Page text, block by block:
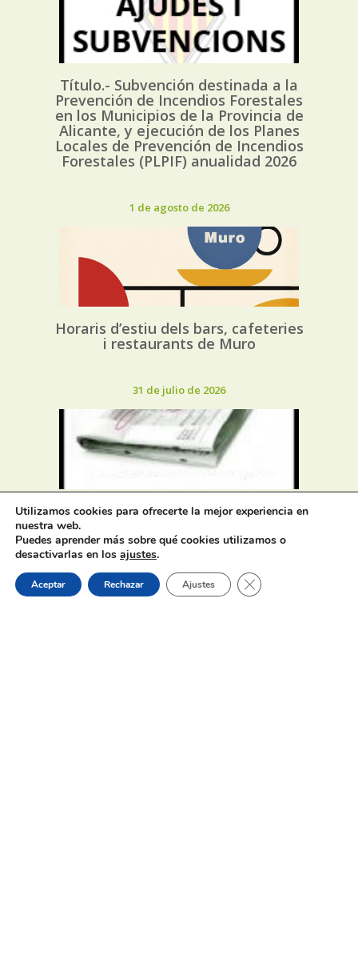
Título.- Subvención destinada a la
Prevención de Incendios Forestales
en los Municipios de la Provincia de
Alicante, y ejecución de los Planes
Locales de Prevención de Incendios
Forestales (PLPIF) anualidad 2026
1 de agosto de 2026
Horaris d’estiu dels bars, cafeteries
i restaurants de Muro
31 de julio de 2026
Oferta de Trabajo: SAD, SERVICIO
31 de julio de 2026
Utilizamos cookies para ofrecerte la mejor experiencia en
nuestra web.
Puedes aprender más sobre qué cookies utilizamos o
desactivarlas en los ajustes.
Aceptar Rechazar Ajustes Cerrar el banner de